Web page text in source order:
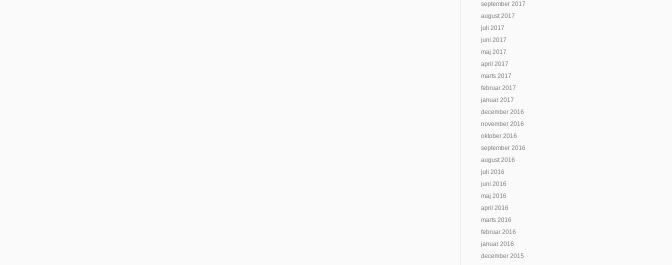
september 2017
august 2017
juli 2017
juni 2017
maj 2017
april 2017
marts 2017
februar 2017
januar 2017
december 2016
november 2016
oktober 2016
september 2016
august 2016
juli 2016
juni 2016
maj 2016
april 2016
marts 2016
februar 2016
januar 2016
december 2015